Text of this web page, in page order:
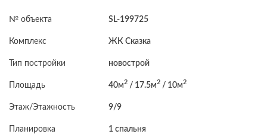
№ объекта SL-199725
Комплекс ЖК Сказка
Тип постройки новострой
Площадь 40м2 / 17.5м2 / 10м2
Этаж/Этажность 9/9
Планировка 1 спальня